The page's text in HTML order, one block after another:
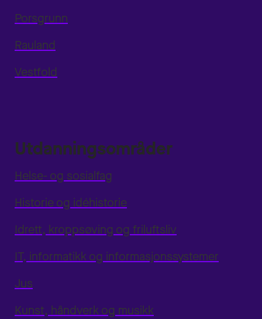
Porsgrunn
Rauland
Vestfold
Utdanningsområder
Helse- og sosialfag
Historie og idéhistorie
Idrett, kroppsøving og friluftsliv
IT, informatikk og informasjonssystemer
Jus
Kunst, håndverk og musikk